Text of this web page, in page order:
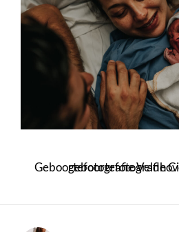
Geboortefotografie Veldhoven MMC Birth Day